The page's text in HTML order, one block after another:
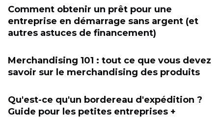
Comment obtenir un prêt pour une
entreprise en démarrage sans argent (et
autres astuces de financement)
Merchandising 101 : tout ce que vous devez
savoir sur le merchandising des produits
Qu'est-ce qu'un bordereau d'expédition ?
Guide pour les petites entreprises +